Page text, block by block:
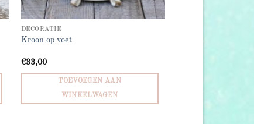
DECORATIE
Kroon op voet
€33,00
TOEVOEGEN AAN
WINKELWAGEN